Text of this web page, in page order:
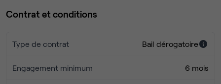
Contrat et conditions
Type de contrat Bail dérogatoire
Engagement minimum 6 mois